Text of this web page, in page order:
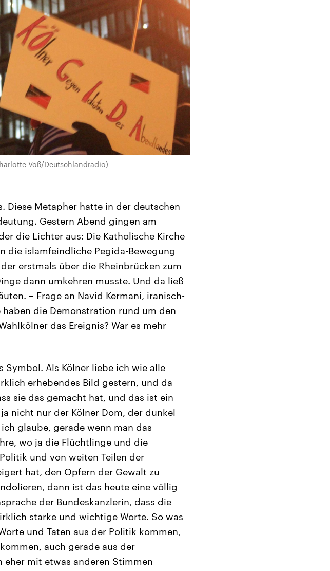
Voß/Deutschlandradio)
Diese Metapher hatte in der deutschen
Gestern Abend gingen am
die Lichter aus: Die Katholische Kirche
die islamfeindliche Pegida-Bewegung
erstmals über die Rheinbrücken zum
dann umkehren musste. Und da ließ
– Frage an Navid Kermani, iranisch-
die Demonstration rund um den
das Ereignis? War es mehr
Symbol. Als Kölner liebe ich wie alle
erhebendes Bild gestern, und da
sie das gemacht hat, und das ist ein
nicht nur der Kölner Dom, der dunkel
glaube, gerade wenn man das
wo ja die Flüchtlinge und die
und von weiten Teilen der
hat, den Opfern der Gewalt zu
dann ist das heute eine völlig
der Bundeskanzlerin, dass die
starke und wichtige Worte. So was
und Taten aus der Politik kommen,
auch gerade aus der
eher mit etwas anderen Stimmen